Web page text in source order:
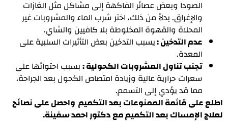
الصودا وبعض عصائر الفاكهة إلى مشاكل مثل الغازات
والإغراق. بدلاً من ذلك، اختر شرب الماء والمشروبات غير
المحلاة والقهوة المخلوطة بلا كافيين والشاي.
عدم التدخين :يسبب التدخين بعض التأثيرات السلبية على
المعدة.
تجنب تناول المشروبات الكحولية :بسبب احتوائها على
سعرات حرارية عالية وزيادة امتصاص الكحول بعد الجراحة،
مما قد يؤدي إلى التسمم.
اطلع على قائمة الممنوعات بعد التكميم واحصل على نصائح
لعلاج الإمساك بعد التكميم مع دكتور احمد سفينة.